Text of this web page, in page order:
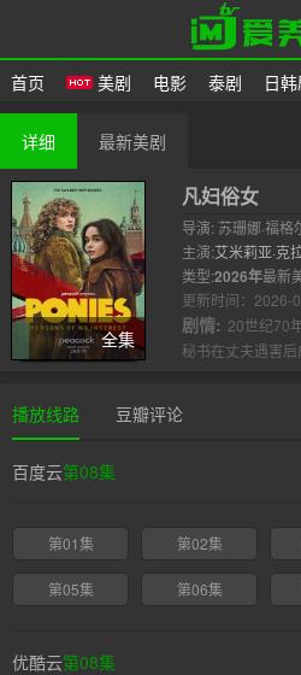
首页 美剧 电影 泰剧 日
详细 最新美剧
全集
凡妇俗女
导演: 苏珊娜·福格
主演:艾米莉亚·克
特 尼古拉斯·波达
德鲁·理查森..
类型:2026年最新
更新时间：2026-
剧情: 20世纪70
秘书在丈夫遇害后
播放线路 豆瓣评论
百度云第08集
第01集 第02集
第05集 第06集
优酷云第08集